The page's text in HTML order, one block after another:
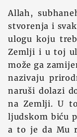
Allah,
stvorenja i
ulogu koju
Zemlji i u toj
može ga
nazivaju
naruši dolazi
na Zemlji. U
ljudskom biću
a to je da Mu